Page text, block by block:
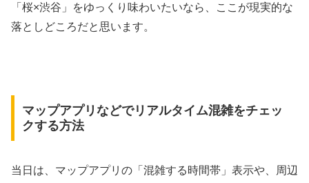
「桜×渋谷」をゆっくり味わいたいなら、ここが現実的な
落としどころだと思います。
マップアプリなどでリアルタイム混雑をチェッ
クする方法
当日は、マップアプリの「混雑する時間帯」表示や、周辺